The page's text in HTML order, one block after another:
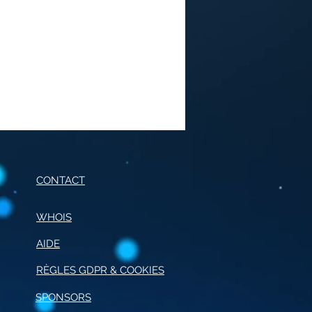
DE CONDUITE POUR
CONTACT
WHOIS
AIDE
RÈGLES GDPR & COOKIES
SPONSORS